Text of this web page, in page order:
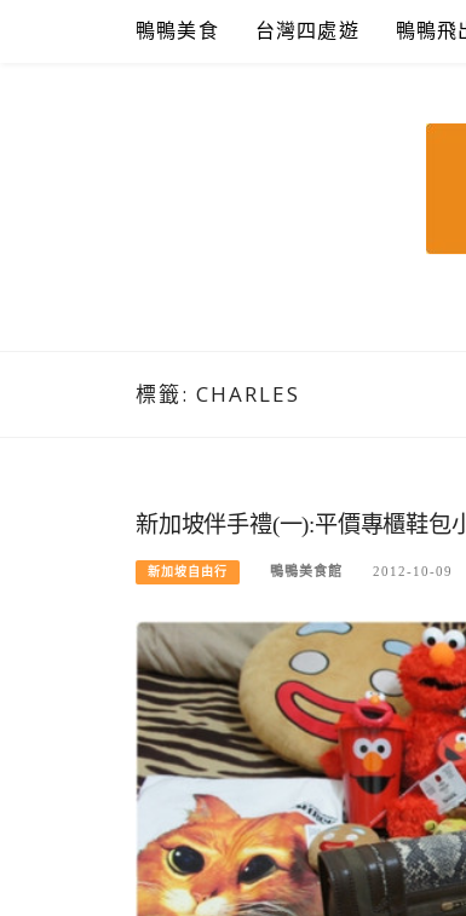
鴨鴨美食 台灣四處遊 鴨鴨飛
標籤: CHARLES
新加坡伴手禮(一):平價專櫃鞋包
新加坡自由行 鴨鴨美食館 2012-10-09